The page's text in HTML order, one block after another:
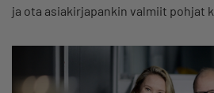
ja ota asiakirjapankin valmiit pohjat